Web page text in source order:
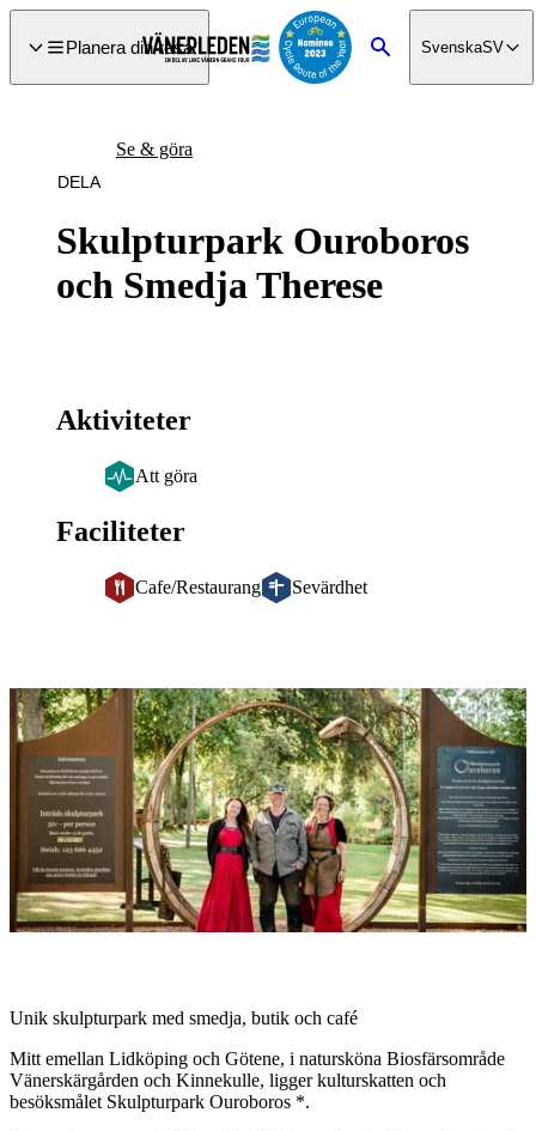
till
Planera din resa
Sök SvenskaSV
Skulpturpark Ouroboros
och Smedja Therese
Se & göra
DELA
Aktiviteter
Att göra
Faciliteter
Cafe/Restaurang Sevärdhet
Bildspel
med
bilder
Unik skulpturpark med smedja, butik och café
Mitt emellan Lidköping och Götene, i natursköna Biosfärsområde
Vänerskärgården och Kinnekulle, ligger kulturskatten och
besöksmålet Skulpturpark Ouroboros *.